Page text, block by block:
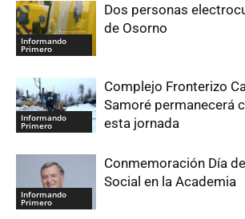
Informando
Primero
Dos personas
de Osorno
Informando
Primero
Complejo Fronterizo
Samoré permanecerá
esta jornada
Informando
Primero
Conmemoración Día
Social en la Academia